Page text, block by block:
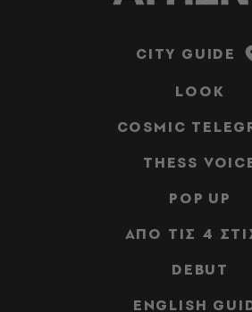
CITY GUIDE
LOOK
COSMIC
THESS
POP UP
ΑΠΟ ΤΙΣ 4
DEBUT
ENGLISH